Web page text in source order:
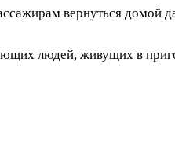
вернуться домой
людей, живущих в